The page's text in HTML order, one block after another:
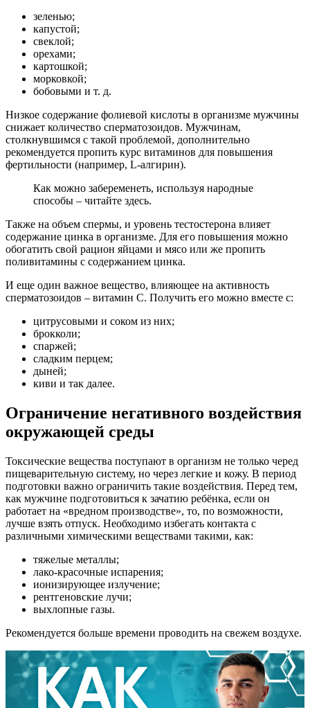
зеленью;
капустой;
свеклой;
орехами;
картошкой;
морковкой;
бобовыми и т. д.
Низкое содержание фолиевой кислоты в организме мужчины
снижает количество сперматозоидов. Мужчинам,
столкнувшимся с такой проблемой, дополнительно
рекомендуется пропить курс витаминов для повышения
фертильности (например, L-алгирин).
Как можно забеременеть, используя народные
способы – читайте здесь.
Также на объем спермы, и уровень тестостерона влияет
содержание цинка в организме. Для его повышения можно
обогатить свой рацион яйцами и мясо или же пропить
поливитамины с содержанием цинка.
И еще один важное вещество, влияющее на активность
сперматозоидов – витамин С. Получить его можно вместе с:
цитрусовыми и соком из них;
брокколи;
спаржей;
сладким перцем;
дыней;
киви и так далее.
Ограничение негативного воздействия
окружающей среды
Токсические вещества поступают в организм не только черед
пищеварительную систему, но через легкие и кожу. В период
подготовки важно ограничить такие воздействия. Перед тем,
как мужчине подготовиться к зачатию ребёнка, если он
работает на «вредном производстве», то, по возможности,
лучше взять отпуск. Необходимо избегать контакта с
различными химическими веществами такими, как:
тяжелые металлы;
лако-красочные испарения;
ионизирующее излучение;
рентгеновские лучи;
выхлопные газы.
Рекомендуется больше времени проводить на свежем воздухе.